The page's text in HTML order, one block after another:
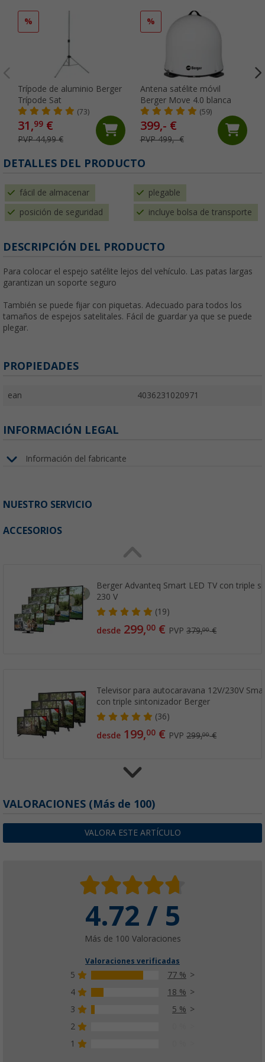
%
Trípode de aluminio Berger
Trípode Sat
(73)
31,99 €
PVP 44,99 €
%
Antena satélite móvil
Berger Move 4.0 blanca
(59)
399,- €
PVP 499,- €
DETALLES DEL PRODUCTO
fácil de almacenar plegable
posición de seguridad incluye bolsa de transporte
DESCRIPCIÓN DEL PRODUCTO
Para colocar el espejo satélite lejos del vehículo. Las patas largas
garantizan un soporte seguro
También se puede fijar con piquetas. Adecuado para todos los
tamaños de espejos satelitales. Fácil de guardar ya que se puede
plegar.
PROPIEDADES
ean 4036231020971
INFORMACIÓN LEGAL
Información del fabricante
NUESTRO SERVICIO
ACCESORIOS
Berger Advanteq Smart LED TV con triple
230 V
(19)
desde 299,00 € PVP379,00€
Televisor para autocaravana 12V/230V
con triple sintonizador Berger
(36)
desde 199,00 € PVP299,00€
Espejo satelital Maxview con brazo LNB
88,99€
VALORACIONES (Más de 100)
VALORA ESTE ARTÍCULO
4.72 / 5
Más de 100 Valoraciones
Valoraciones verificadas
5
77 %
4
18 %
3
5 %
2
1